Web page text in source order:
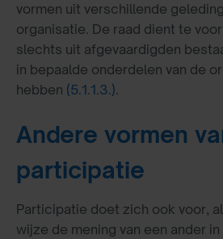
vormen uit verschillende
organisatie. De raad dient te
slechts uit afgevaardigden
in bepaalde onderdelen van de
hebben (5.1.1.3.).
Andere vormen
participatie
Participatie doet zich ook voor,
wijze de mening van een ander